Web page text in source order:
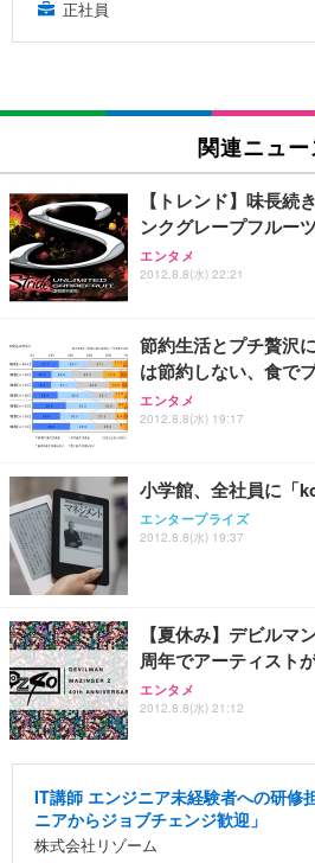
正社員
関連ニュー
【トレンド】味長続
ンクグレープフルー
エンタメ
2012.8.8(水) 22:21
節約生活とプチ贅沢
は節約しない、食で
エンタメ
2012.8.8(水) 19:17
小学館、全社員に「
エンタープライズ
2012.8.8(水) 19:37
【夏休み】デビルマ
周年でアーティスト
エンタメ
2012.8.8(水) 21:12
IT講師 エンジニア未経験者への研修
ニアからジョブチェンジ歓迎」
株式会社リゾーム